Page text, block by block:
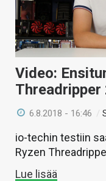
Video:
Threadripper
6.8.2018 - 16:46 /
io-techin testiin
Ryzen
Lue lisää